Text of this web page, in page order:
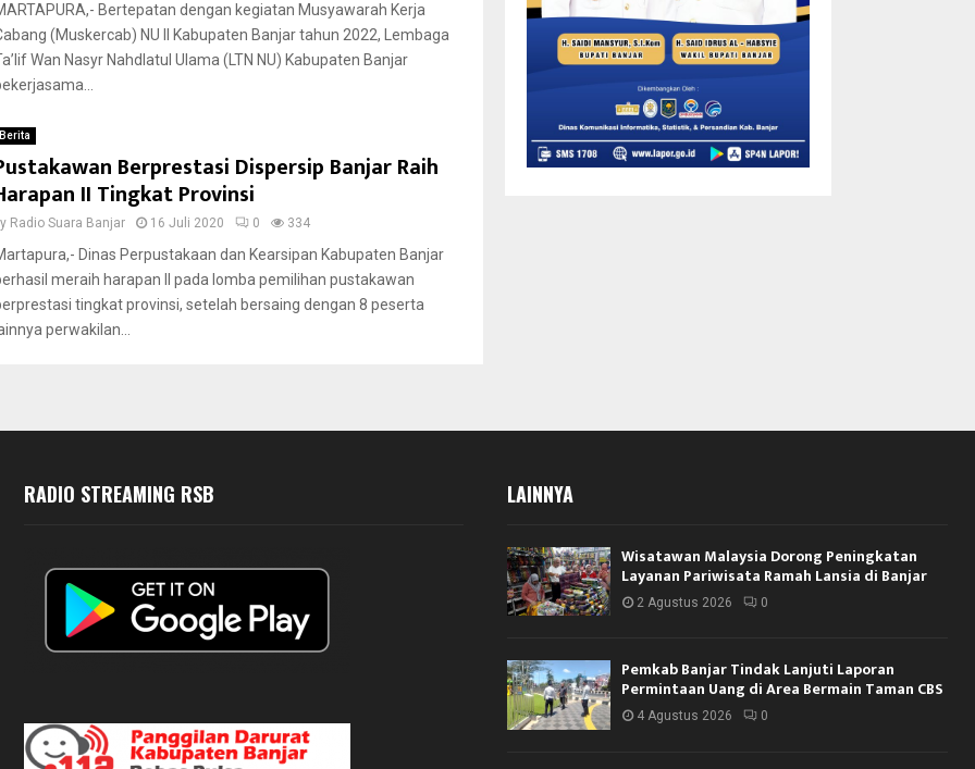
Bertepatan dengan kegiatan Musyawarah Kerja
(Muskercab) NU II Kabupaten Banjar tahun 2022, Lembaga
Wan Nasyr Nahdlatul Ulama (LTN NU) Kabupaten Banjar
Berita
Berprestasi Dispersip Banjar Raih
II Tingkat Provinsi
Radio Suara Banjar 16 Juli 2020 0 334
Dinas Perpustakaan dan Kearsipan Kabupaten Banjar
meraih harapan II pada lomba pemilihan pustakawan
tingkat provinsi, setelah bersaing dengan 8 peserta
perwakilan...
RADIO STREAMING RSB LAINNYA
Wisatawan Malaysia Dorong Peningkatan
Layanan Pariwisata Ramah Lansia di Banjar
2 Agustus 2026 0
Pemkab Banjar Tindak Lanjuti Laporan
Permintaan Uang di Area Bermain Taman CBS
4 Agustus 2026 0